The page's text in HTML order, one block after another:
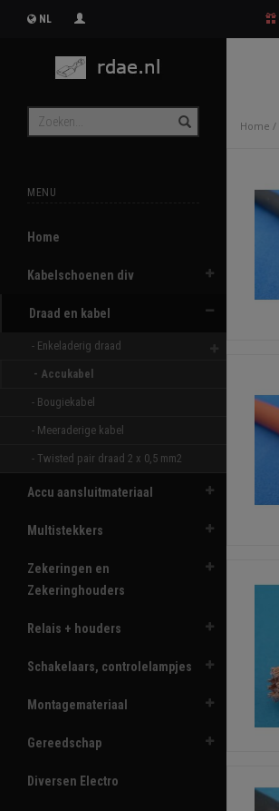
NL
MENU
Home
Kabelschoenen div
Draad en kabel
- Enkeladerig draad
- Accukabel
- Bougiekabel
- Meeraderige kabel
- Twisted pair draad 2 x 0,5 mm2
Accu aansluitmateriaal
Multistekkers
Zekeringen en
Zekeringhouders
Relais + houders
Schakelaars, controlelampjes
Montagemateriaal
Gereedschap
Diversen Electro
Home /